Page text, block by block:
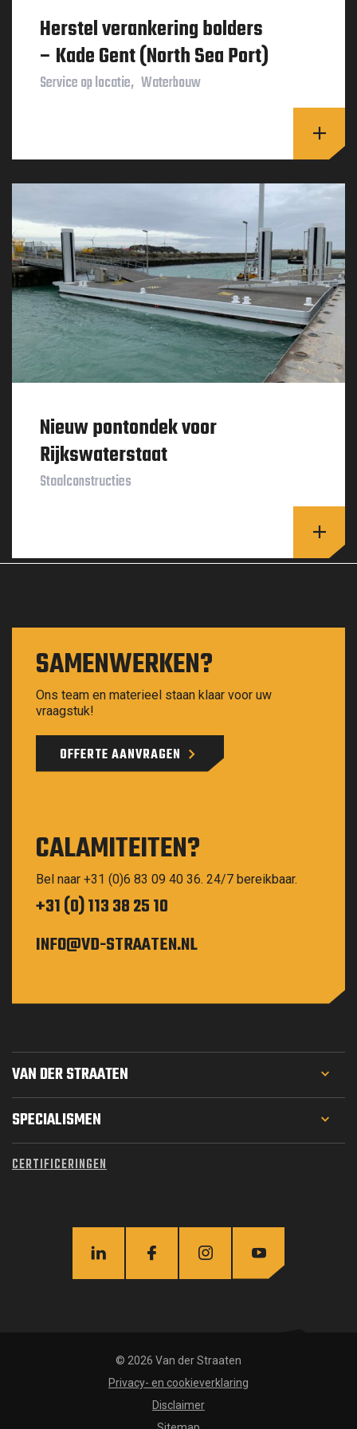
Herstel verankering bolders
– Kade Gent (North Sea Port)
Service op locatie Waterbouw
Lees
Nieuw pontondek voor
Rijkswaterstaat
Staalconstructies
Lees
SAMENWERKEN?
Ons team en materieel staan klaar voor uw
vraagstuk!
OFFERTE AANVRAGEN
CALAMITEITEN?
Bel naar +31 (0)6 83 09 40 36. 24/7 bereikbaar.
+31 (0) 113 38 25 10
INFO@VD-STRAATEN.NL
VAN DER STRAATEN
PROJECTEN
OVER ONS
SPECIALISMEN
GEOTECHNIEK
WATERBOUW
CERTIFICERINGEN
© 2026 Van der Straaten
Privacy- en cookieverklaring
Disclaimer